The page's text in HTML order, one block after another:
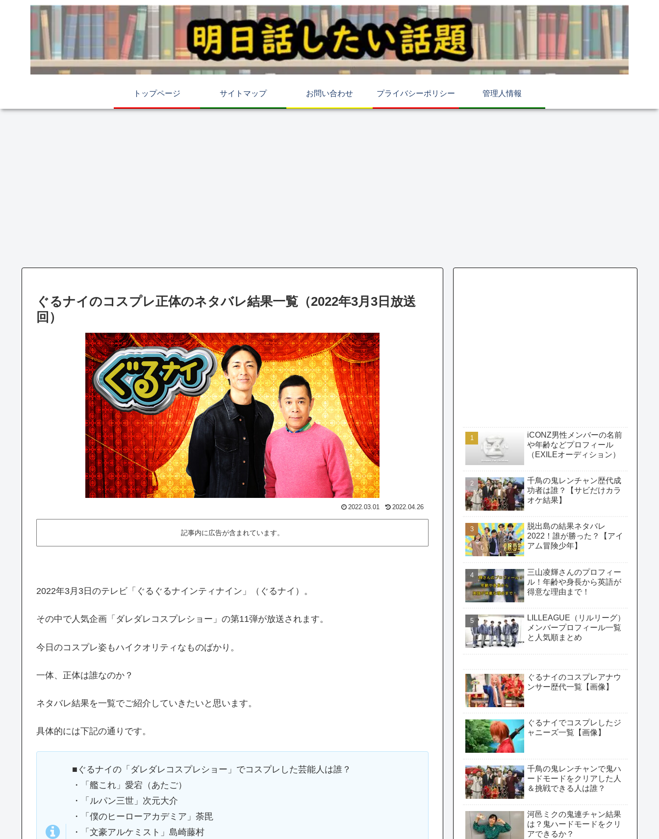
トップページ サイトマップ お問い合わせ プライバシーポリシー 管理人情報
ぐるナイのコスプレ正体のネタバレ結果一覧（2022年3月3日放送
回）
2022.03.01 2022.04.26
記事内に広告が含まれています。
2022年3月3日のテレビ「ぐるぐるナインティナイン」（ぐるナイ）。
その中で人気企画「ダレダレコスプレショー」の第11弾が放送されます。
今日のコスプレ姿もハイクオリティなものばかり。
一体、正体は誰なのか？
ネタバレ結果を一覧でご紹介していきたいと思います。
具体的には下記の通りです。
■ぐるナイの「ダレダレコスプレショー」でコスプレした芸能人は誰？
・「艦これ」愛宕（あたご）
・「ルパン三世」次元大介
・「僕のヒーローアカデミア」荼毘
・「文豪アルケミスト」島崎藤村
iCONZ男性メンバーの名前
や年齢などプロフィール
（EXILEオーディション）
千鳥の鬼レンチャン歴代成
功者は誰？【サビだけカラ
オケ結果】
脱出島の結果ネタバレ
2022！誰が勝った？【アイ
アム冒険少年】
三山凌輝さんのプロフィー
ル！年齢や身長から英語が
得意な理由まで！
LILLEAGUE（リルリーグ）
メンバープロフィール一覧
と人気順まとめ
ぐるナイのコスプレアナウ
ンサー歴代一覧【画像】
ぐるナイでコスプレしたジ
ャニーズ一覧【画像】
千鳥の鬼レンチャンで鬼ハ
ードモードをクリアした人
＆挑戦できる人は誰？
河邑ミクの鬼連チャン結果
は？鬼ハードモードをクリ
アできるか？